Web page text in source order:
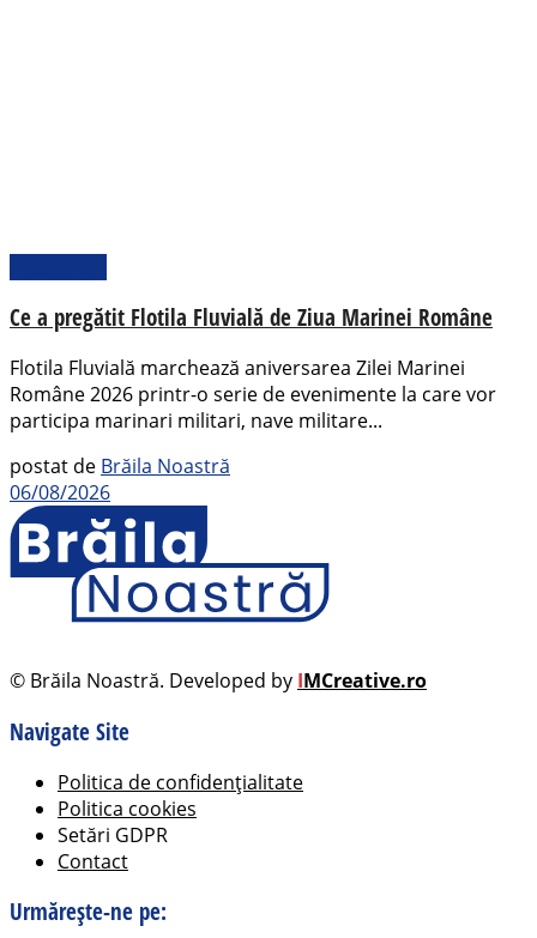
Ce a pregătit Flotila Fluvială de Ziua Marinei Române
Flotila Fluvială marchează aniversarea Zilei Marinei
Române 2026 printr-o serie de evenimente la care vor
participa marinari militari, nave militare...
postat de Brăila Noastră
06/08/2026
© Brăila Noastră. Developed by IMCreative.ro
Navigate Site
Politica de confidențialitate
Politica cookies
Setări GDPR
Contact
Urmărește-ne pe: